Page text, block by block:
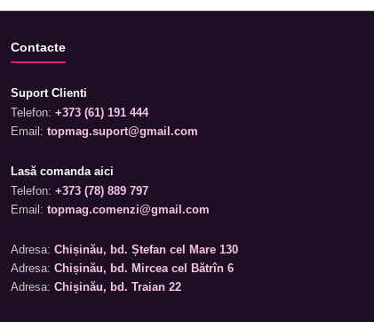
Contacte
Suport Clienti
Telefon: +373 (61) 191 444
Email: topmag.suport@gmail.com
Lasă comanda aici
Telefon: +373 (78) 889 797
Email: topmag.comenzi@gmail.com
Adresa: Chișinău, bd. Ștefan cel Mare 130
Adresa: Chișinău, bd. Mircea cel Bătrîn 6
Adresa: Chișinău, bd. Traian 22